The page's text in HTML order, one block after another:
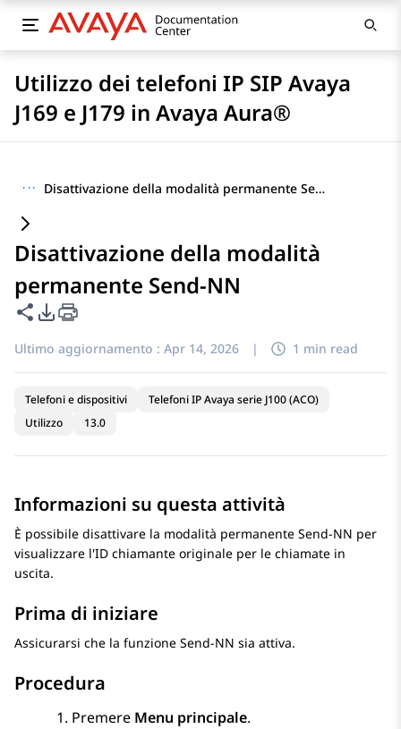
Utilizzo dei telefoni IP SIP Avaya
J169 e J179 in Avaya Aura®
··· Disattivazione della modalità permanente Send-NN
Disattivazione della modalità
permanente Send-NN
Condividi questa pagina
Opzioni di esportazione PDF
Ultimo aggiornamento : Apr 14, 2026 | 1 min read
Telefoni e dispositivi
Telefoni IP Avaya serie J100 (ACO)
Utilizzo
13.0
Informazioni su questa attività
È possibile disattivare la modalità permanente Send-NN per
visualizzare l'ID chiamante originale per le chiamate in
uscita.
Prima di iniziare
Assicurarsi che la funzione Send-NN sia attiva.
Procedura
Premere Menu principale.